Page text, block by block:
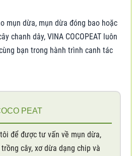
mụn dừa, mụn dừa đóng bao hoặc
chanh dây, VINA COCOPEAT luôn
bạn trong hành trình canh tác
PEAT
để được tư vấn về mụn dừa,
cây, xơ dừa dạng chip và